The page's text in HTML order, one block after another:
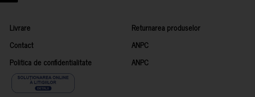
Livrare
Returnarea produselor
Contact
ANPC
Politica de confidentialitate ANPC